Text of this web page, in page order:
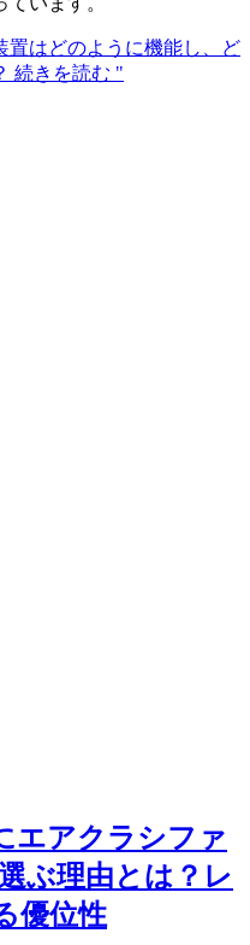
置はどのように機能し、ど
続きを読む "
エアクラシファ
ぶ理由とは？レ
優位性